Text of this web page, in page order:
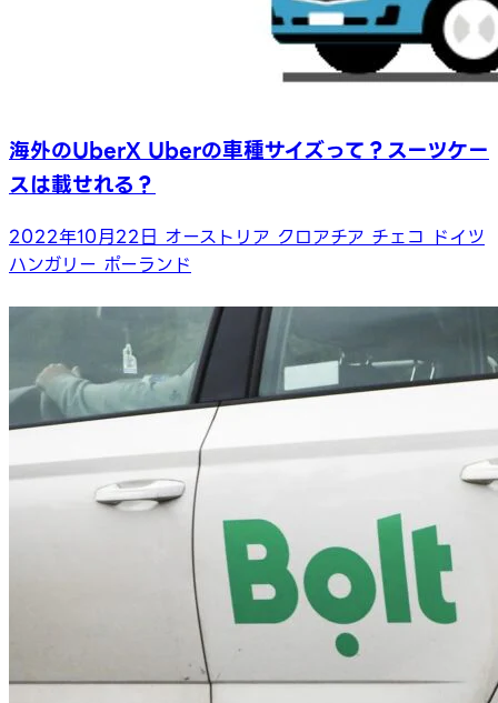
海外のUberX Uberの車種サイズって？スーツケー
スは載せれる？
2022年10月22日 オーストリア クロアチア チェコ ドイツ
ハンガリー ポーランド